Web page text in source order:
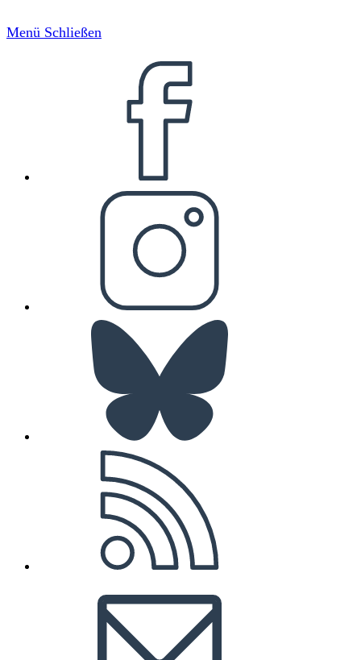
Menü Schließen